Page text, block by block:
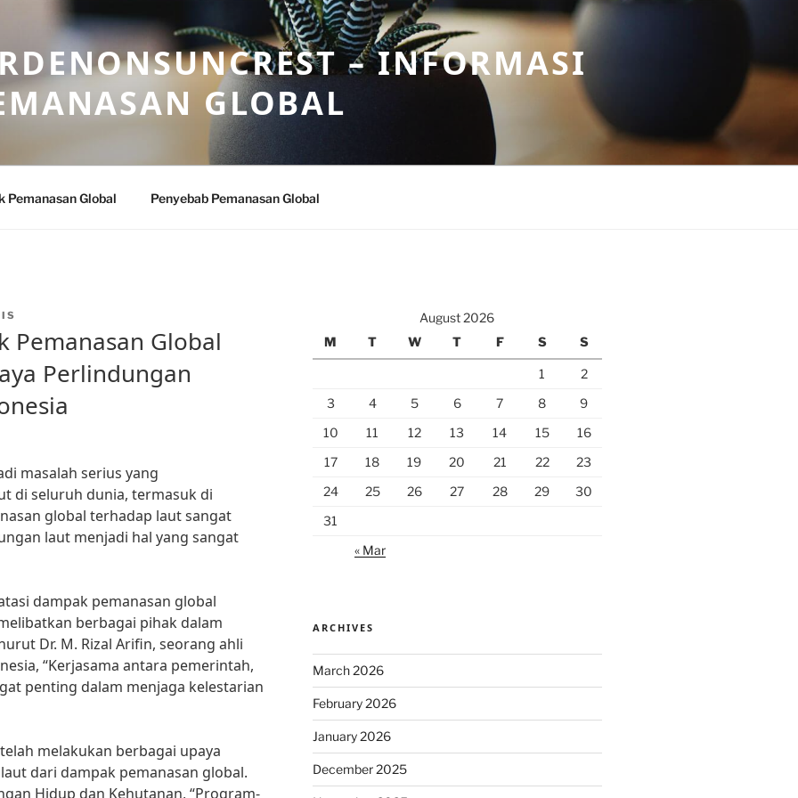
– INFORMASI
GLOBAL
Pemanasan Global Penyebab Pemanasan Global
Pemanasan Global
Perlindungan
masalah serius yang
di seluruh dunia, termasuk di
global terhadap laut sangat
laut menjadi hal yang sangat
dampak pemanasan global
berbagai pihak dalam
Dr. M. Rizal Arifin, seorang ahli
“Kerjasama antara pemerintah,
penting dalam menjaga kelestarian
melakukan berbagai upaya
dari dampak pemanasan global.
Hidup dan Kehutanan, “Program-
August 2026
M
T W T F S S
1
2
3
4 5 6 7 8
9
10
11 12 13 14 15
16
17
18 19 20 21 22
23
24
25 26 27 28 29
30
31
« Mar
ARCHIVES
March 2026
February 2026
January 2026
December 2025